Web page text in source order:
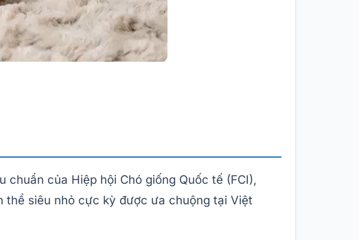
của Hiệp hội Chó giống Quốc tế (FCI),
thể siêu nhỏ cực kỳ được ưa chuộng tại Việt